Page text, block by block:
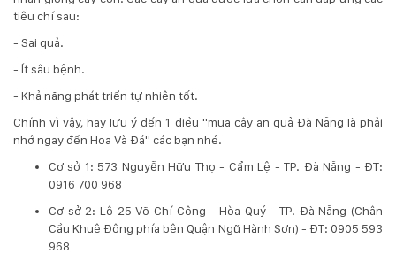
tiêu chí sau:
- Sai quả.
- Ít sâu bệnh.
- Khả năng phát triển tự nhiên tốt.
Chính vì vậy, hãy lưu ý đến 1 điều "mua cây ăn quả Đà Nẵng là phải
nhớ ngay đến Hoa Và Đá" các bạn nhé.
Cơ sở 1: 573 Nguyễn Hữu Thọ - Cẩm Lệ - TP. Đà Nẵng - ĐT:
0916 700 968
Cơ sở 2: Lô 25 Võ Chí Công - Hòa Quý - TP. Đà Nẵng (Chân
Cầu Khuê Đông phía bên Quận Ngũ Hành Sơn) - ĐT: 0905 593
968